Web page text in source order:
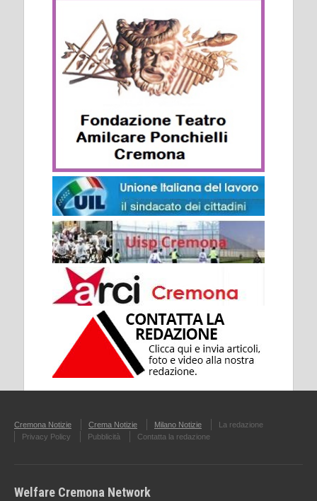
Cremona Notizie Crema Notizie Milano Notizie
La redazione
Privacy Policy
Pubblicità Contatta la redazione
Welfare Cremona Network